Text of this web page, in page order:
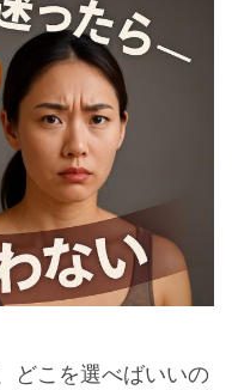
どこを選べばいいの